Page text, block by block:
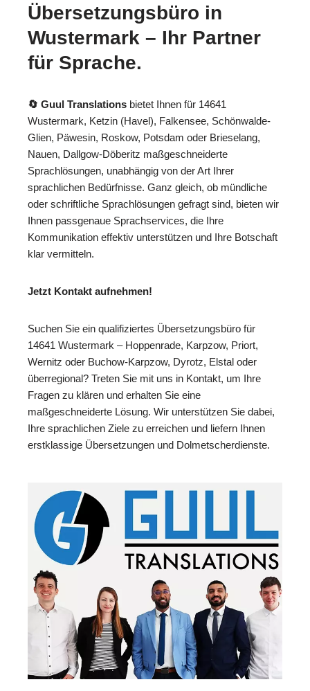
Übersetzungsbüro in
Wustermark – Ihr Partner
für Sprache.
🔄 Guul Translations bietet Ihnen für 14641
Wustermark, Ketzin (Havel), Falkensee, Schönwalde-
Glien, Päwesin, Roskow, Potsdam oder Brieselang,
Nauen, Dallgow-Döberitz maßgeschneiderte
Sprachlösungen, unabhängig von der Art Ihrer
sprachlichen Bedürfnisse. Ganz gleich, ob mündliche
oder schriftliche Sprachlösungen gefragt sind, bieten wir
Ihnen passgenaue Sprachservices, die Ihre
Kommunikation effektiv unterstützen und Ihre Botschaft
klar vermitteln.
Jetzt Kontakt aufnehmen!
Suchen Sie ein qualifiziertes Übersetzungsbüro für
14641 Wustermark – Hoppenrade, Karpzow, Priort,
Wernitz oder Buchow-Karpzow, Dyrotz, Elstal oder
überregional? Treten Sie mit uns in Kontakt, um Ihre
Fragen zu klären und erhalten Sie eine
maßgeschneiderte Lösung. Wir unterstützen Sie dabei,
Ihre sprachlichen Ziele zu erreichen und liefern Ihnen
erstklassige Übersetzungen und Dolmetscherdienste.